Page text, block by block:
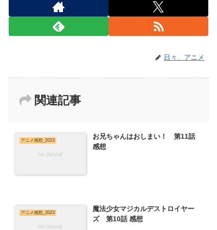
日々、アニメ
関連記事
アニメ感想_2023
お兄ちゃんはおしまい！ 第11話
感想
アニメ感想_2023
魔法少女マジカルデストロイヤー
ズ 第10話 感想